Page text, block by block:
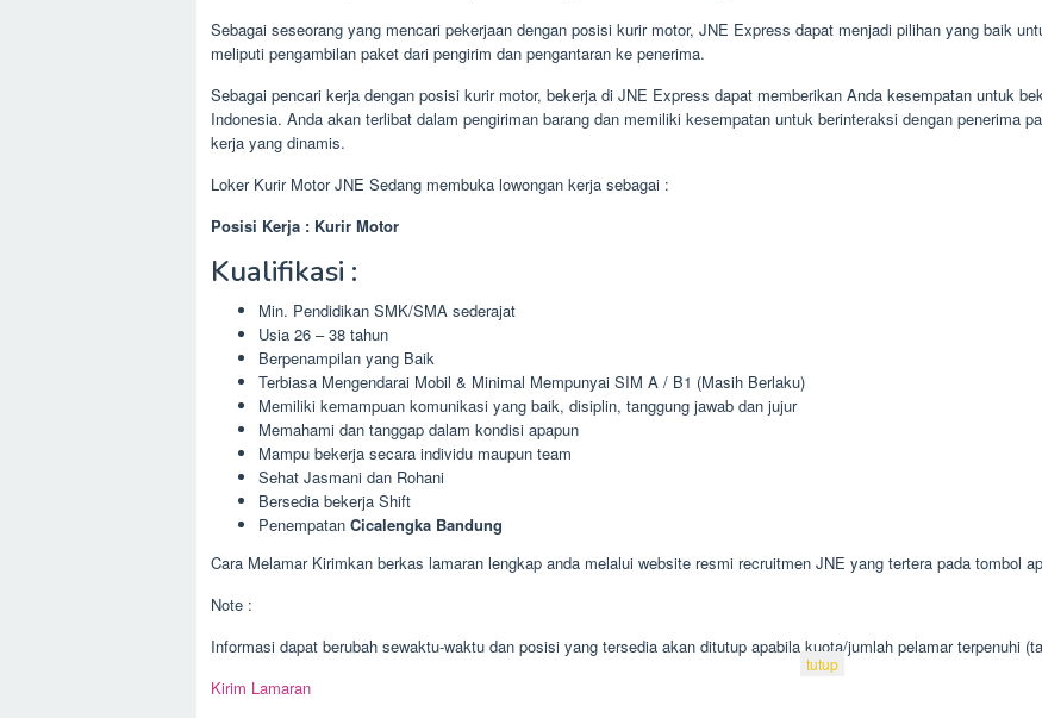
Sebagai seseorang yang mencari pekerjaan dengan posisi kurir motor, JNE Express dapat menjadi pilihan yang baik
meliputi pengambilan paket dari pengirim dan pengantaran ke penerima.
Sebagai pencari kerja dengan posisi kurir motor, bekerja di JNE Express dapat memberikan Anda kesempatan untuk
Indonesia. Anda akan terlibat dalam pengiriman barang dan memiliki kesempatan untuk berinteraksi dengan penerima
kerja yang dinamis.
Loker Kurir Motor JNE Sedang membuka lowongan kerja sebagai :
Posisi Kerja : Kurir Motor
Kualifikasi :
Min. Pendidikan SMK/SMA sederajat
Usia 26 – 38 tahun
Berpenampilan yang Baik
Terbiasa Mengendarai Mobil & Minimal Mempunyai SIM A / B1 (Masih Berlaku)
Memiliki kemampuan komunikasi yang baik, disiplin, tanggung jawab dan jujur
Memahami dan tanggap dalam kondisi apapun
Mampu bekerja secara individu maupun team
Sehat Jasmani dan Rohani
Bersedia bekerja Shift
Penempatan Cicalengka Bandung
Cara Melamar Kirimkan berkas lamaran lengkap anda melalui website resmi recruitmen JNE yang tertera pada tombol
Note :
Informasi dapat berubah sewaktu-waktu dan posisi yang tersedia akan ditutup apabila kuota/jumlah pelamar terpenuhi
Kirim Lamaran
tutup